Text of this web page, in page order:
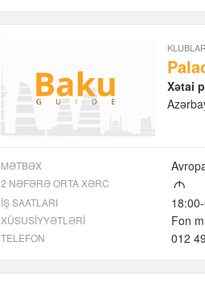
KLUBLAR
Xətai
MƏTBƏX
2 NƏFƏRƏ ORTA XƏRC M
İŞ SAATLARI
XÜSUSIYYƏTLƏRI Fon
TELEFON 012